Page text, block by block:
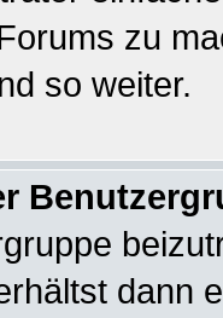
zu
so weiter.
dann